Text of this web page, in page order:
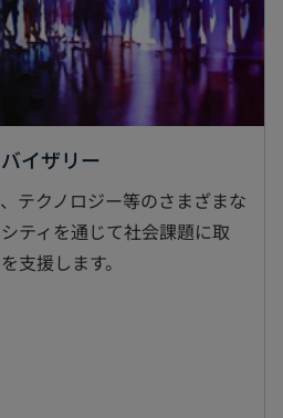
イザリー
し
い
タ
テクノロジー等のさまざまな
ティを通じて社会課題に取
支援します。